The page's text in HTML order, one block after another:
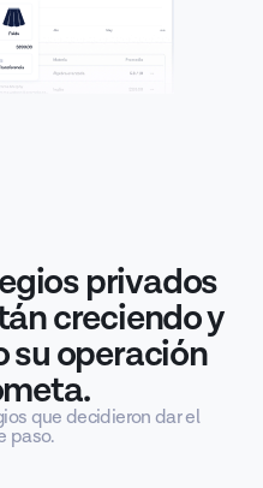
privados
creciendo y
operación
que decidieron dar el
paso.